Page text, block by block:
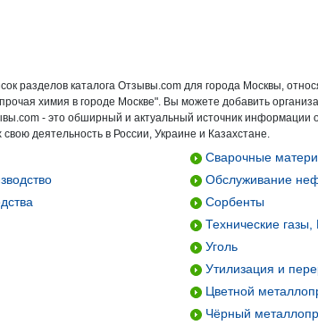
разделов каталога Отзывы.com для города Москвы,
химия в городе Москве". Вы можете добавить
- это обширный и актуальный источник информации
деятельность в России, Украине и Казахстане.
Сварочные
Обслуживание
Сорбенты
Технические
Уголь
Утилизация и
Цветной
Чёрный